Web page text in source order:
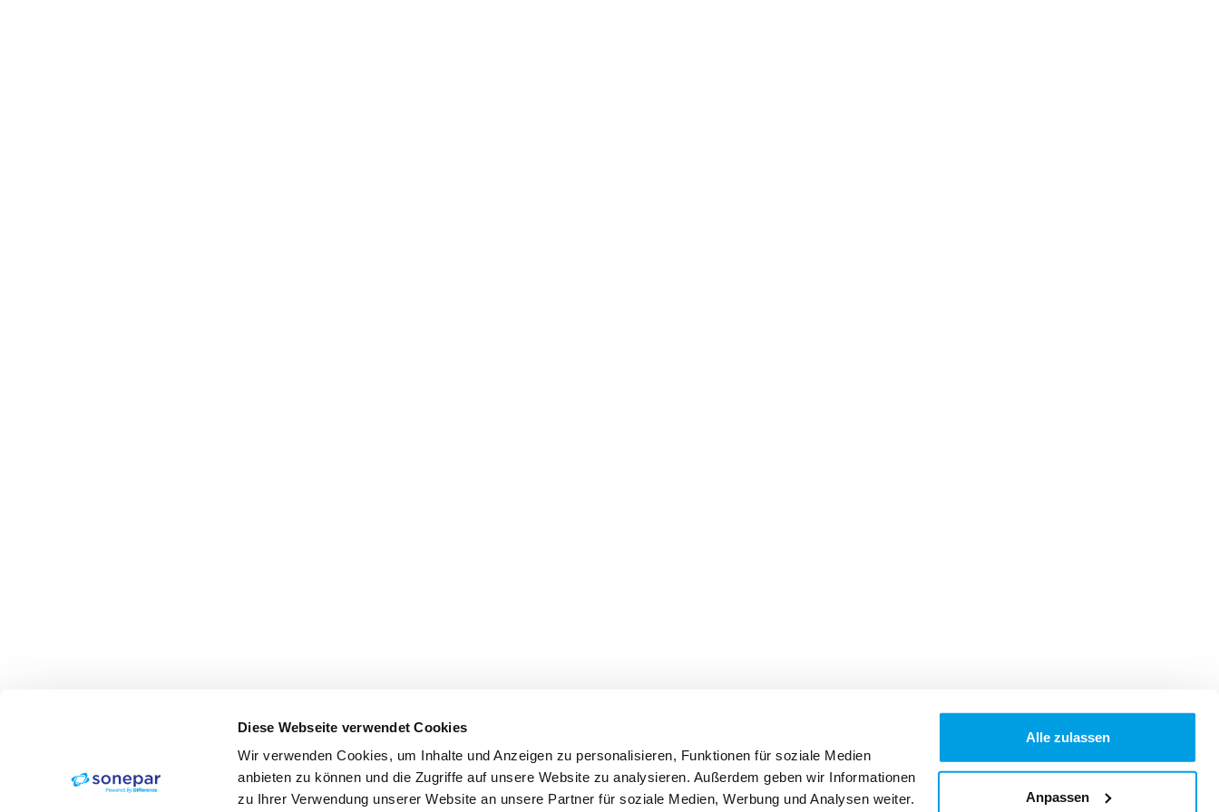
Diese Webseite verwendet Cookies
Wir verwenden Cookies, um Inhalte und Anzeigen zu personalisieren, Funktionen für soziale Medien
anbieten zu können und die Zugriffe auf unsere Website zu analysieren. Außerdem geben wir Informationen
zu Ihrer Verwendung unserer Website an unsere Partner für soziale Medien, Werbung und Analysen weiter.
Alle zulassen
Anpassen